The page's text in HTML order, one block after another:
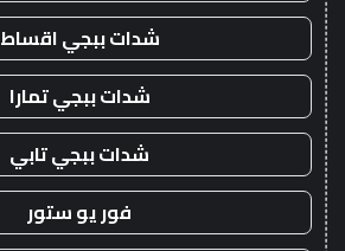
شدات ببجي اقساط
شدات ببجي تمارا
شدات ببجي تابي
فور يو ستور